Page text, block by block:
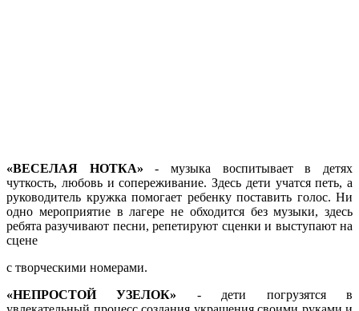
«ВЕСЕЛАЯ НОТКА» - музыка воспитывает в детях
чуткость, любовь и сопереживание. Здесь дети учатся петь, а
руководитель кружка помогает ребенку поставить голос. Ни
одно мероприятие в лагере не обходится без музыки, здесь
ребята разучивают песни, репетируют сценки и выступают на
сцене
с творческими номерами.
«НЕПРОСТОЙ УЗЕЛОК» - дети погрузятся в